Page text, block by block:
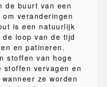
de buurt van een
veranderingen
is een natuurlijk
loop van de tijd
en patineren.
stoffen van hoge
vervagen en
ze worden